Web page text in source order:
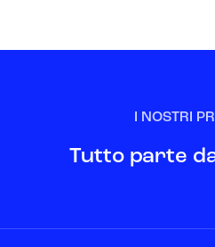
I NOSTRI
Tutto parte